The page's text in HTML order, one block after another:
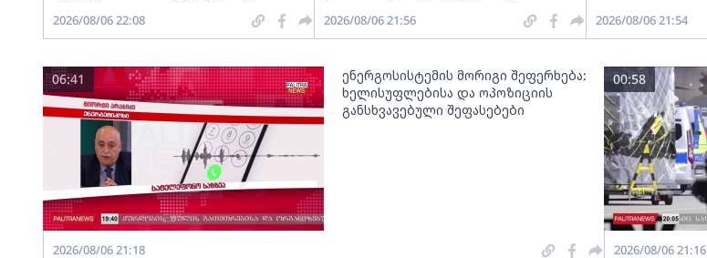
2026/08/06 22:08 2026/08/06 21:56 2026/08/06 21:54
ენერგოსისტემის მორიგი შეფერხება:
ხელისუფლებისა და ოპოზიციის
განსხვავებული შეფასებები
06:41
2026/08/06 21:18
00:58
2026/08/06 21:16